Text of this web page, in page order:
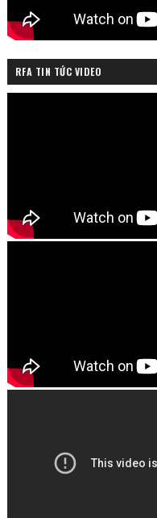
RFA TIN TỨC VIDEO